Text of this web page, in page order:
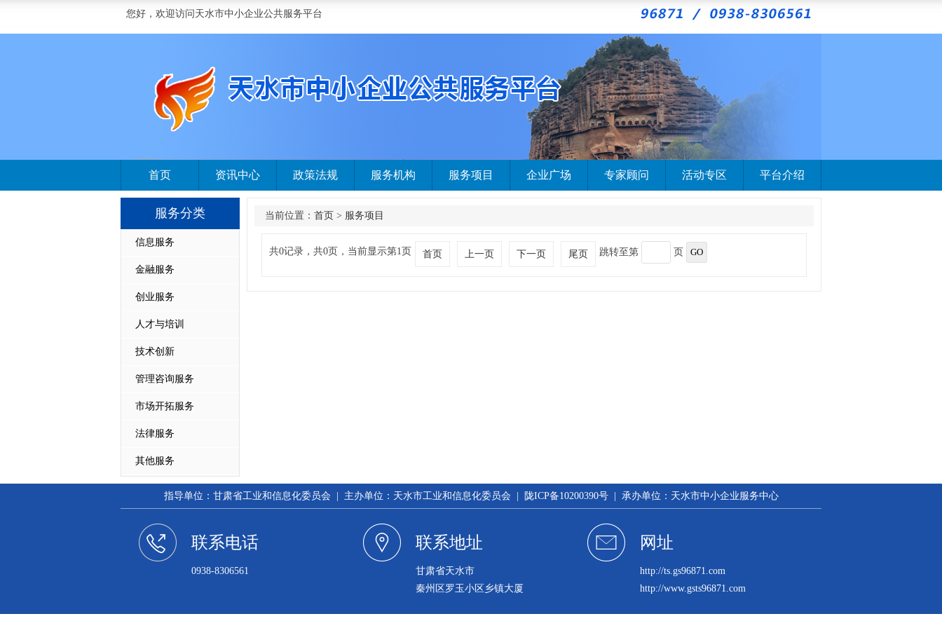
您好，欢迎访问天水市中小企业公共服务平台
首页 资讯中心 政策法规 服务机构 服务项目 企业广场 专家顾问 活动专区 平台介绍
服务分类
信息服务
金融服务
创业服务
人才与培训
技术创新
管理咨询服务
市场开拓服务
法律服务
其他服务
当前位置： 首页 > 服务项目
共0记录，共0页，当前显示第1页 首页 上一页 下一页 尾页 跳转至第 页
指导单位：甘肃省工业和信息化委员会 | 主办单位：天水市工业和信息化委员会 | 陇ICP备10200390号 | 承办单位：天水市中小企业服务中心
联系电话
0938-8306561
联系地址
甘肃省天水市
秦州区罗玉小区乡镇大厦
网址
http://ts.gs96871.com
http://www.gsts96871.com